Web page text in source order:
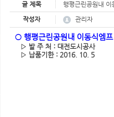
글 제목 행평근린공원내 이
페이지 정보
작성자 관리자
○ 행평근린공원내 이동식엠
▷ 발 주 처 : 대전도시공사
▷ 납품기한 : 2016. 10. 5